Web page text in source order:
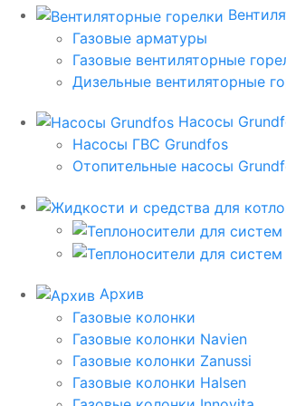
Газовые арматуры
Газовые вентиляторные
Дизельные вентиляторные
Насосы
Насосы ГВС Grundfos
Отопительные насосы
Архив
Газовые колонки
Газовые колонки Navien
Газовые колонки Zanussi
Газовые колонки Halsen